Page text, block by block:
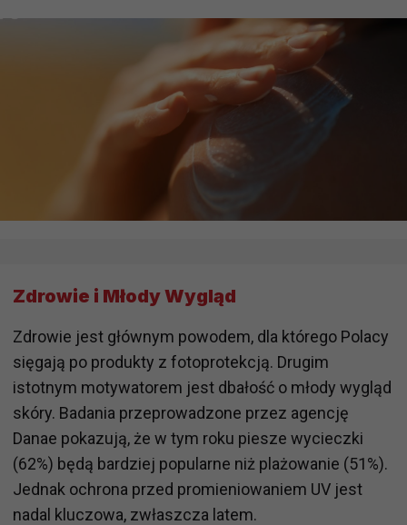
Zdrowie i Młody Wygląd
Zdrowie jest głównym powodem, dla którego Polacy
sięgają po produkty z fotoprotekcją. Drugim
istotnym motywatorem jest dbałość o młody wygląd
skóry. Badania przeprowadzone przez agencję
Danae pokazują, że w tym roku piesze wycieczki
(62%) będą bardziej popularne niż plażowanie (51%).
Jednak ochrona przed promieniowaniem UV jest
nadal kluczowa, zwłaszcza latem.